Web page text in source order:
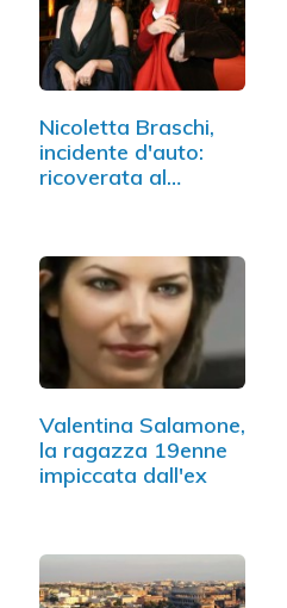
Nicoletta Braschi,
incidente d'auto:
ricoverata al
Valentina Salamone,
la ragazza 19enne
impiccata dall'ex